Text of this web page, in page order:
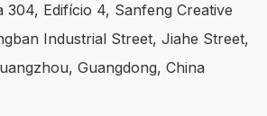
304, Edifício 4, Sanfeng Creative
Industrial Street, Jiahe Street,
Guangdong, China